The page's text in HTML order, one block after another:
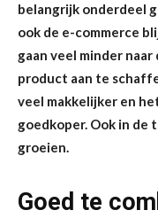
belangrijk onderdeel
ook de e-commerce
gaan veel minder
product aan te
veel makkelijker en
goedkoper. Ook in
groeien.
Goed te